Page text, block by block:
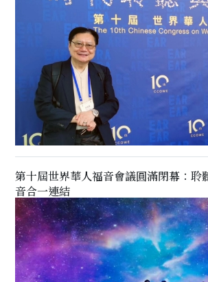
第十屆世界華人福音會議圓滿閉幕：聆
音合一連結